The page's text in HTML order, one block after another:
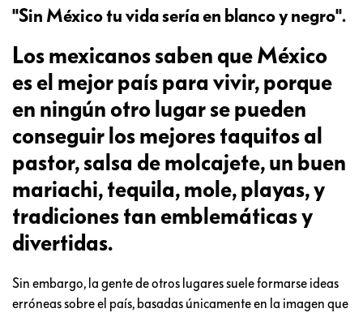
"Sin México tu vida sería en blanco y negro".
Los mexicanos saben que México
es el mejor país para vivir, porque
en ningún otro lugar se pueden
conseguir los mejores taquitos al
pastor, salsa de molcajete, un buen
mariachi, tequila, mole, playas, y
tradiciones tan emblemáticas y
divertidas.
Sin embargo, la gente de otros lugares suele formarse ideas
erróneas sobre el país, basadas únicamente en la imagen que